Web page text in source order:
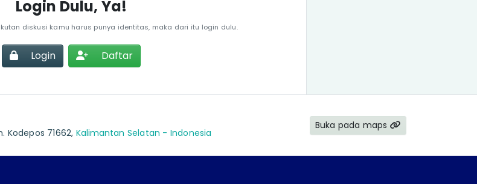
Login Dulu, Ya!
diskusi kamu harus punya identitas, maka dari itu login dulu.
Login Daftar
Kodepos 71662, Kalimantan Selatan - Indonesia
Buka pada maps